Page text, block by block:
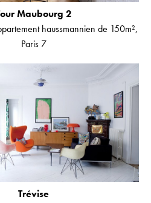
Maubourg 2
haussmannien de 150m²,
Paris 7
Trévise